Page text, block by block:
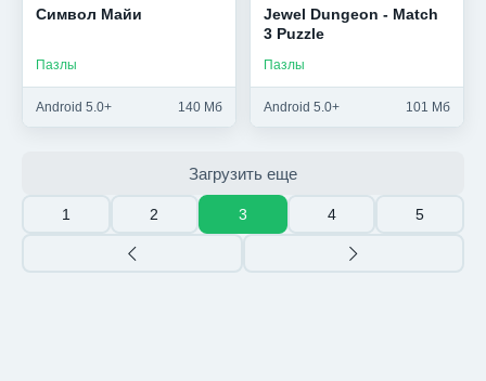
Символ Майи
Пазлы
Android 5.0+ 140 Мб
Jewel Dungeon - Match
3 Puzzle
Пазлы
Android 5.0+ 101 Мб
Загрузить еще
1 2 3 4 5